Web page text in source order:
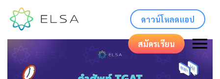
ดาวน์โหลดแอป
สมัครเรียน